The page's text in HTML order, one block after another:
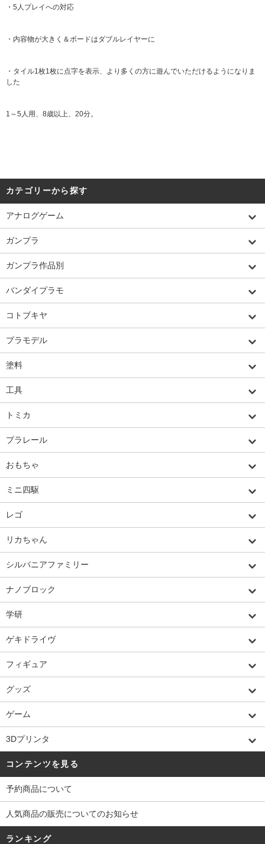
・5人プレイへの対応
・内容物が大きく＆ボードはダブルレイヤーに
・タイル1枚1枚に点字を表示、より多くの方に遊んでいただけるようになりま
した
1～5人用、8歳以上、20分。
カテゴリーから探す
アナログゲーム
ガンプラ
ガンプラ作品別
バンダイプラモ
コトブキヤ
プラモデル
塗料
工具
トミカ
プラレール
おもちゃ
ミニ四駆
レゴ
リカちゃん
シルバニアファミリー
ナノブロック
学研
ゲキドライヴ
フィギュア
グッズ
ゲーム
3Dプリンタ
コンテンツを見る
予約商品について
人気商品の販売についてのお知らせ
ランキング